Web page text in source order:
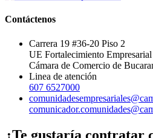
Contáctenos
Carrera 19 #36-20 Piso 2
UE Fortalecimiento
Cámara de Comercio de
Linea de atención
607 6527000
¿Te gustaría contratar